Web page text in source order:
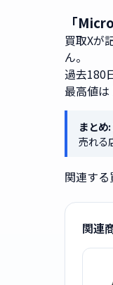
「
買取Xが
ん。
過去180
最高値は
まとめ:
売れる
関連す
関連